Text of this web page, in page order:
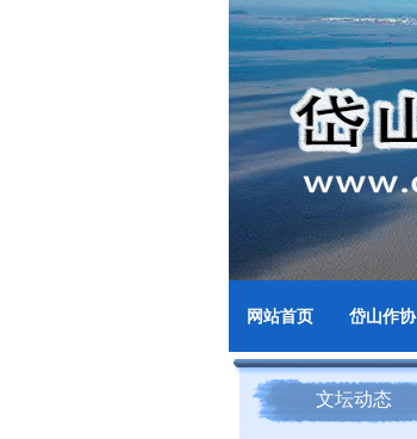
网站首页 岱山作协
文坛动态